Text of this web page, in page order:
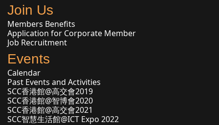
Join Us
Members Benefits
Application for Corporate Member
Job Recruitment
Events
Calendar
Past Events and Activities
SCC香港館@高交會2019
SCC香港館@智博會2020
SCC香港館@高交會2021
SCC智慧生活館@ICT Expo 2022